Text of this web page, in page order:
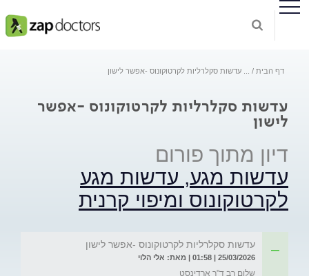
דף הבית עדשות סקלרליות לקרטוקונוס -אפשר לישון
עדשות סקלרליות לקרטוקונוס -אפשר
לישון
דיון מתוך פורום
עדשות מגע, עדשות מגע
לקרטוקונוס ומיפוי קרנית
עדשות סקלרליות לקרטוקונוס -אפשר לישון
25/03/2026 | 01:58 | מאת: אלי הלוי